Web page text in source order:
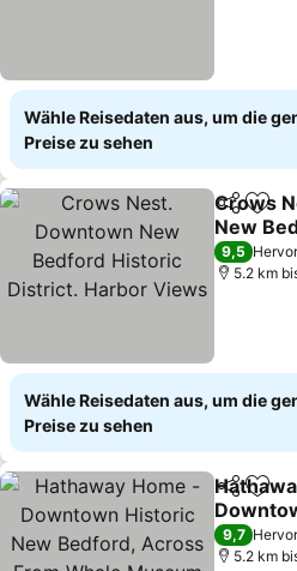
Wähle Reisedaten aus, um die
Preise zu sehen
TeilenZu
Crows
New
District.
9,5
5.2 km
Wähle Reisedaten aus, um die
Preise zu sehen
TeilenZu
Bedford,
Whale
9,7
5.2 km